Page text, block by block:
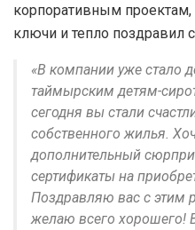
корпоративным проектам,
ключи и тепло поздравил
«В компании уже стало
таймырским детям-
сегодня вы стали
собственного жилья.
дополнительный
сертификаты на
Поздравляю вас с этим
желаю всего хорошего!